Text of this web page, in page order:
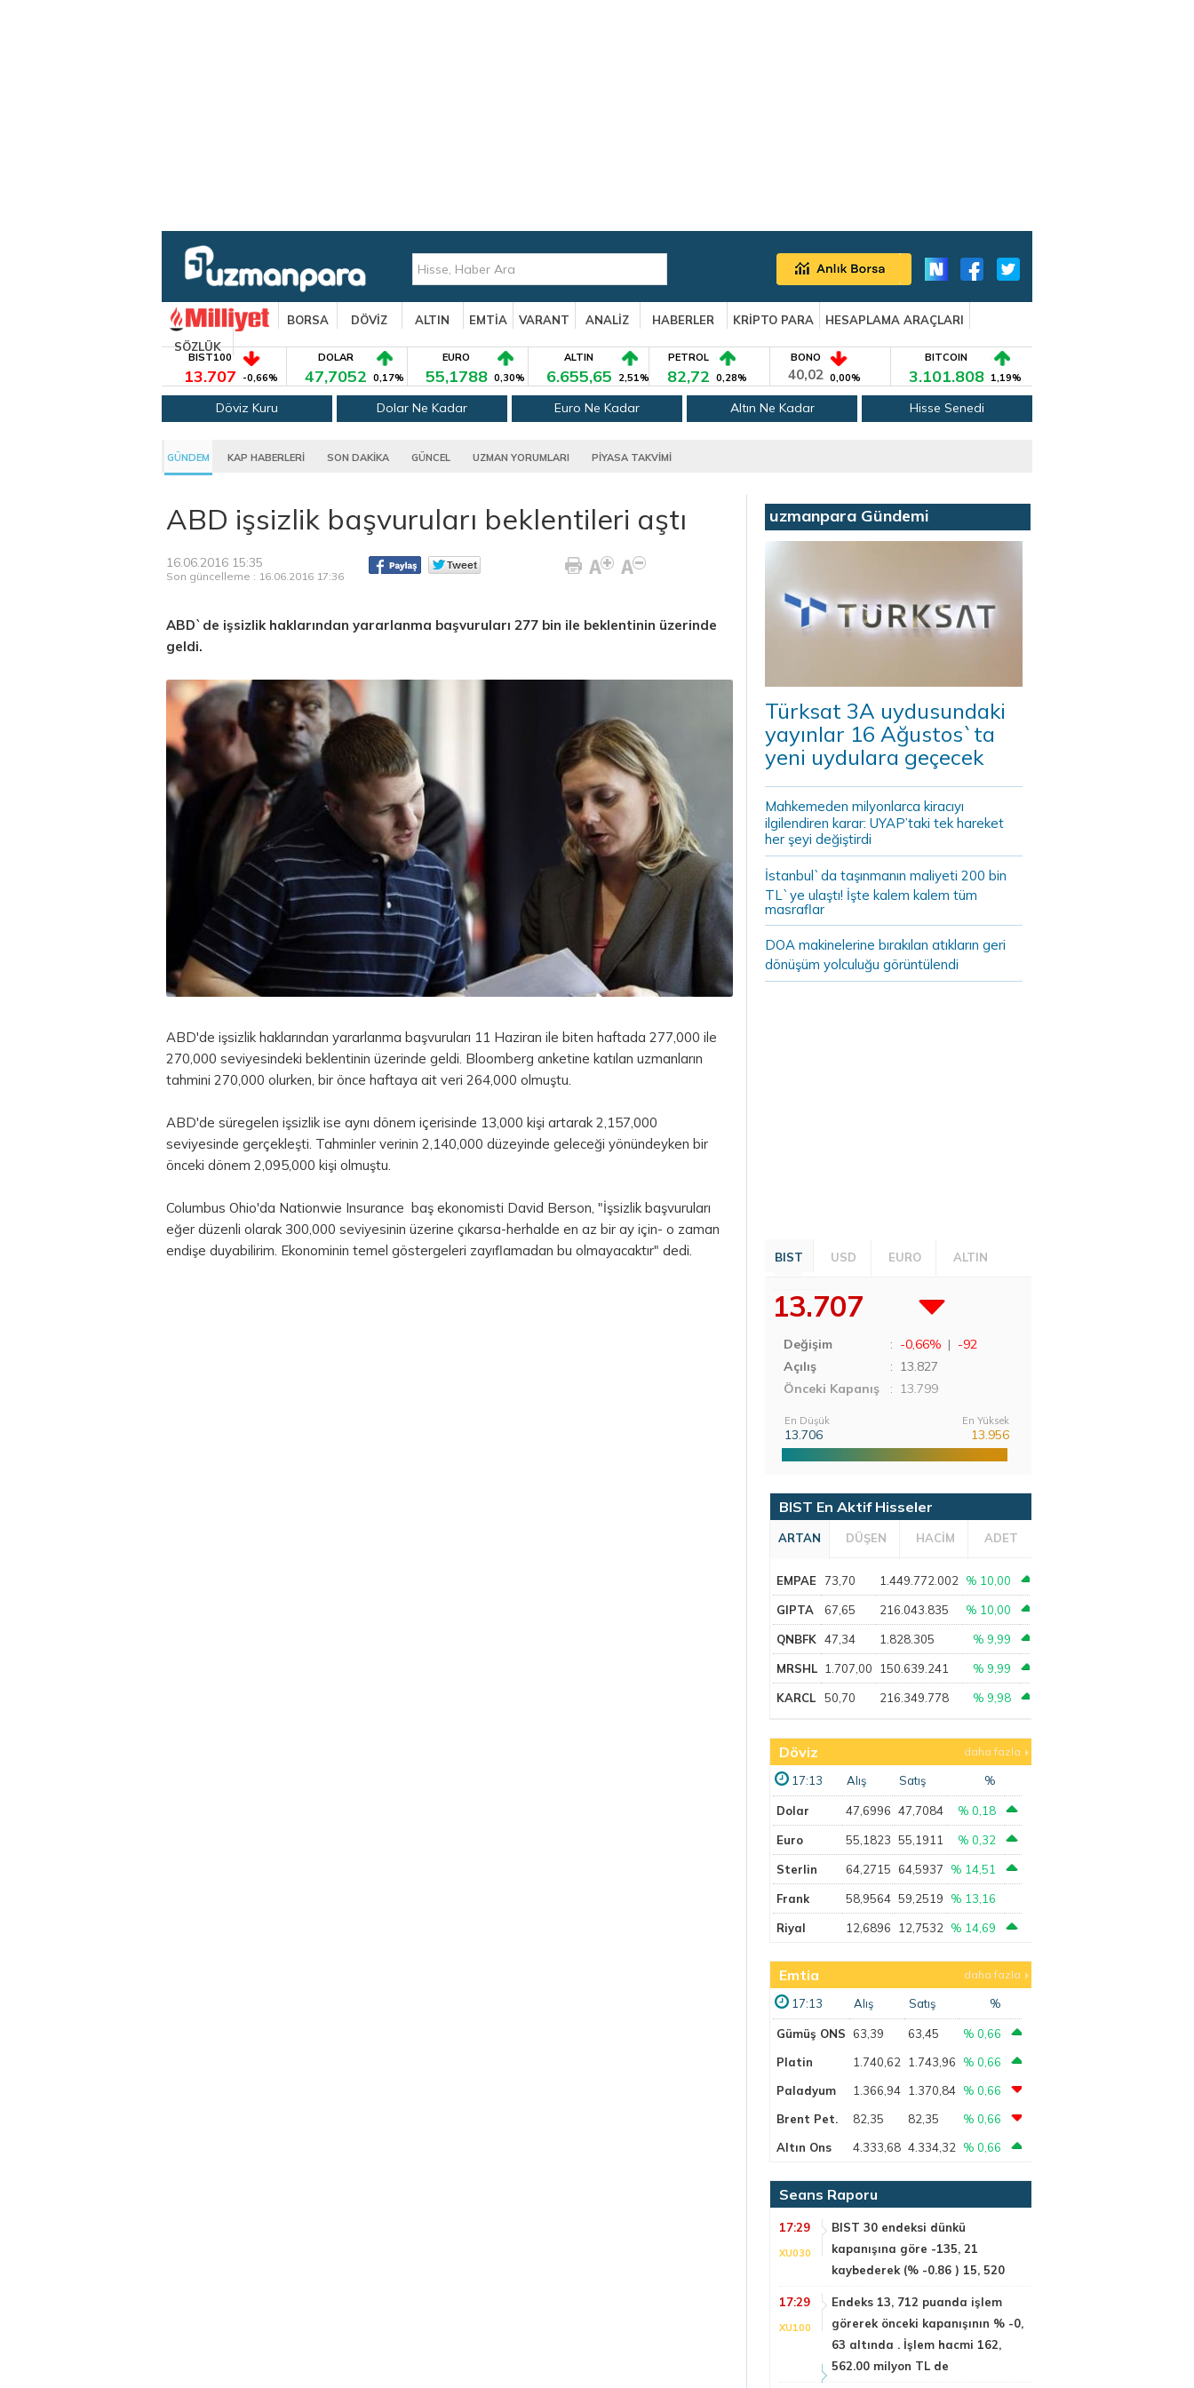
BORSA DÖVİZ ALTIN EMTİA VARANT ANALİZ HABERLER KRİPTO PARA
HESAPLAMA ARAÇLARI
SÖZLÜK
BIST100
13.707 -0,66%
DOLAR
47,7052 0,17%
EURO
55,1788 0,30%
ALTIN
6.655,65 2,51%
PETROL
82,72 0,28%
BONO
40,02 0,00%
BITCOIN
3.101.808 1,19%
Döviz Kuru Dolar Ne Kadar Euro Ne Kadar Altın Ne Kadar Hisse Senedi
GÜNDEM KAP HABERLERİ SON DAKİKA GÜNCEL UZMAN YORUMLARI PİYASA TAKVİMİ
ABD işsizlik başvuruları beklentileri aştı
16.06.2016 15:35
Son güncelleme : 16.06.2016 17:36
ABD`de işsizlik haklarından yararlanma başvuruları 277 bin ile beklentinin üzerinde
geldi.
ABD'de işsizlik haklarından yararlanma başvuruları 11 Haziran ile biten haftada 277,000 ile
270,000 seviyesindeki beklentinin üzerinde geldi. Bloomberg anketine katılan uzmanların
tahmini 270,000 olurken, bir önce haftaya ait veri 264,000 olmuştu.
ABD'de süregelen işsizlik ise aynı dönem içerisinde 13,000 kişi artarak 2,157,000
seviyesinde gerçekleşti. Tahminler verinin 2,140,000 düzeyinde geleceği yönündeyken bir
önceki dönem 2,095,000 kişi olmuştu.
Columbus Ohio'da Nationwie Insurance baş ekonomisti David Berson, "İşsizlik başvuruları
eğer düzenli olarak 300,000 seviyesinin üzerine çıkarsa-herhalde en az bir ay için- o zaman
endişe duyabilirim. Ekonominin temel göstergeleri zayıflamadan bu olmayacaktır" dedi.
uzmanpara Gündemi
Türksat 3A uydusundaki
yayınlar 16 Ağustos`ta
yeni uydulara geçecek
Mahkemeden milyonlarca kiracıyı
ilgilendiren karar: UYAP’taki tek hareket
her şeyi değiştirdi
İstanbul`da taşınmanın maliyeti 200 bin
TL`ye ulaştı! İşte kalem kalem tüm
masraflar
DOA makinelerine bırakılan atıkların geri
dönüşüm yolculuğu görüntülendi
BIST USD EURO ALTIN
13.707
Değişim : -0,66% | -92
Açılış
: 13.827
Önceki Kapanış
: 13.799
En Düşük
13.706
En Yüksek
13.956
BIST En Aktif Hisseler
ARTAN DÜŞEN HACİM ADET
EMPAE 73,70 1.449.772.002 % 10,00
GIPTA 67,65 216.043.835 % 10,00
QNBFK 47,34 1.828.305 % 9,99
MRSHL 1.707,00 150.639.241 % 9,99
KARCL 50,70 216.349.778 % 9,98
Döviz daha fazla
17:13 Alış Satış %
Dolar 47,6996 47,7084 % 0,18
Euro 55,1823 55,1911 % 0,32
Sterlin 64,2715 64,5937 % 14,51
Frank 58,9564 59,2519 % 13,16
Riyal 12,6896 12,7532 % 14,69
Emtia daha fazla
17:13 Alış Satış %
Gümüş ONS 63,39 63,45
% 0,66
Platin
1.740,62 1.743,96
% 0,66
Paladyum
1.366,94 1.370,84 % 0,66
Brent Pet.
82,35 82,35
% 0,66
Altın Ons
4.333,68 4.334,32 % 0,66
Seans Raporu
17:29
XU030
BIST 30 endeksi dünkü
kapanışına göre -135, 21
kaybederek (% -0.86 ) 15, 520
17:29
XU100
Endeks 13, 712 puanda işlem
görerek önceki kapanışının % -0,
63 altında . İşlem hacmi 162,
562.00 milyon TL de